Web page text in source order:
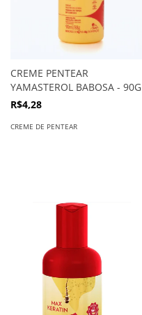
CREME PENTEAR
YAMASTEROL BABOSA - 90G
R$4,28
CREME DE PENTEAR